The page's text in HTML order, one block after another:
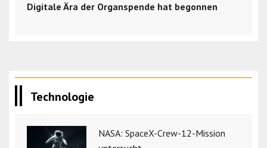
Digitale Ära der Organspende hat begonnen
Technologie
NASA: SpaceX-Crew-12-Mission